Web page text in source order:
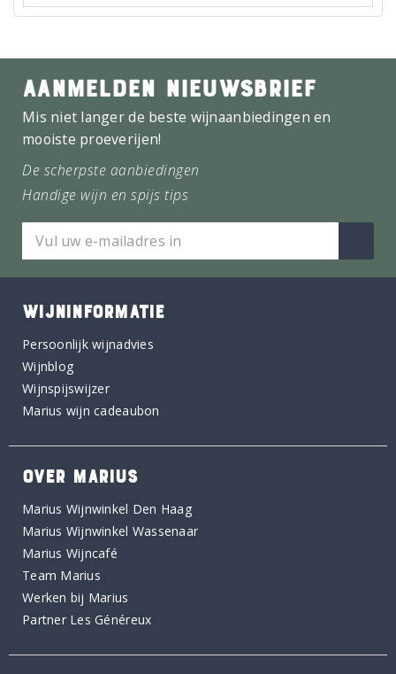
AANMELDEN NIEUWSBRIEF
Mis niet langer de beste wijnaanbiedingen en
mooiste proeverijen!
De scherpste aanbiedingen
Handige wijn en spijs tips
WIJNINFORMATIE
Persoonlijk wijnadvies
Wijnblog
Wijnspijswijzer
Marius wijn cadeaubon
OVER MARIUS
Marius Wijnwinkel Den Haag
Marius Wijnwinkel Wassenaar
Marius Wijncafé
Team Marius
Werken bij Marius
Partner Les Généreux